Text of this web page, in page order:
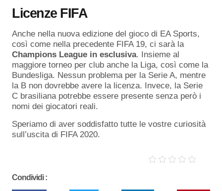
Licenze FIFA
Anche nella nuova edizione del gioco di EA Sports,
così come nella precedente FIFA 19, ci sarà la
Champions League in esclusiva. Insieme al
maggiore torneo per club anche la Liga, così come la
Bundesliga. Nessun problema per la Serie A, mentre
la B non dovrebbe avere la licenza. Invece, la Serie
C brasiliana potrebbe essere presente senza però i
nomi dei giocatori reali.
Speriamo di aver soddisfatto tutte le vostre curiosità
sull’uscita di FIFA 2020.
Condividi :